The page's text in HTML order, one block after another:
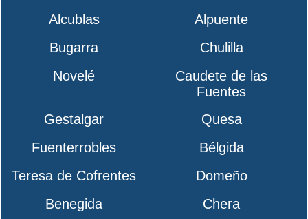
Alcublas
Alpuente
Bugarra
Chulilla
Novelé
Caudete de las
Fuentes
Gestalgar
Quesa
Fuenterrobles
Bélgida
Teresa de Cofrentes
Domeño
Benegida
Chera